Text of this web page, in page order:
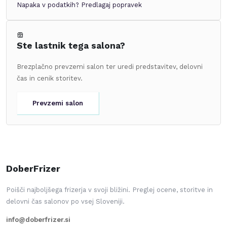
Napaka v podatkih? Predlagaj popravek
Ste lastnik tega salona?
Brezplačno prevzemi salon ter uredi predstavitev, delovni
čas in cenik storitev.
Prevzemi salon
DoberFrizer
Poišči najboljšega frizerja v svoji bližini. Preglej ocene, storitve in
delovni čas salonov po vsej Sloveniji.
info@doberfrizer.si